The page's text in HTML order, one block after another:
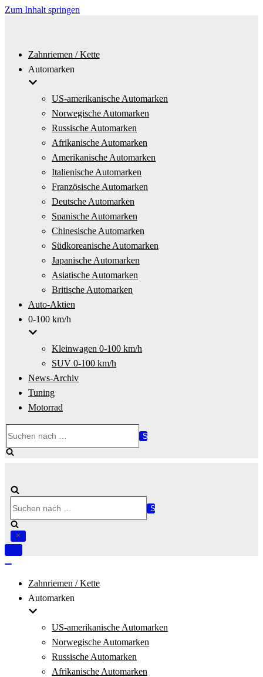
Zum Inhalt springen
Zahnriemen / Kette
Automarken
US-amerikanische Automarken
Norwegische Automarken
Russische Automarken
Afrikanische Automarken
Amerikanische Automarken
Italienische Automarken
Französische Automarken
Deutsche Automarken
Spanische Automarken
Chinesische Automarken
Südkoreanische Automarken
Japanische Automarken
Asiatische Automarken
Britische Automarken
Auto-Aktien
0-100 km/h
Kleinwagen 0-100 km/h
SUV 0-100 km/h
News-Archiv
Tuning
Motorrad
nach …
nach …
Navigation
Zahnriemen / Kette
Automarken
US-amerikanische Automarken
Norwegische Automarken
Russische Automarken
Afrikanische Automarken